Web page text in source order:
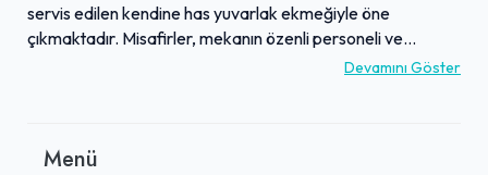
servis edilen kendine has yuvarlak ekmeğiyle öne
çıkmaktadır. Misafirler, mekanın özenli personeli ve
sunduğu kaliteli hizmeti vurgulamaktadır. Fiyat-
bilinen bu restoran, şehirdeki birçok kişi tarafından şiddetle
Devamını Göster
Menü